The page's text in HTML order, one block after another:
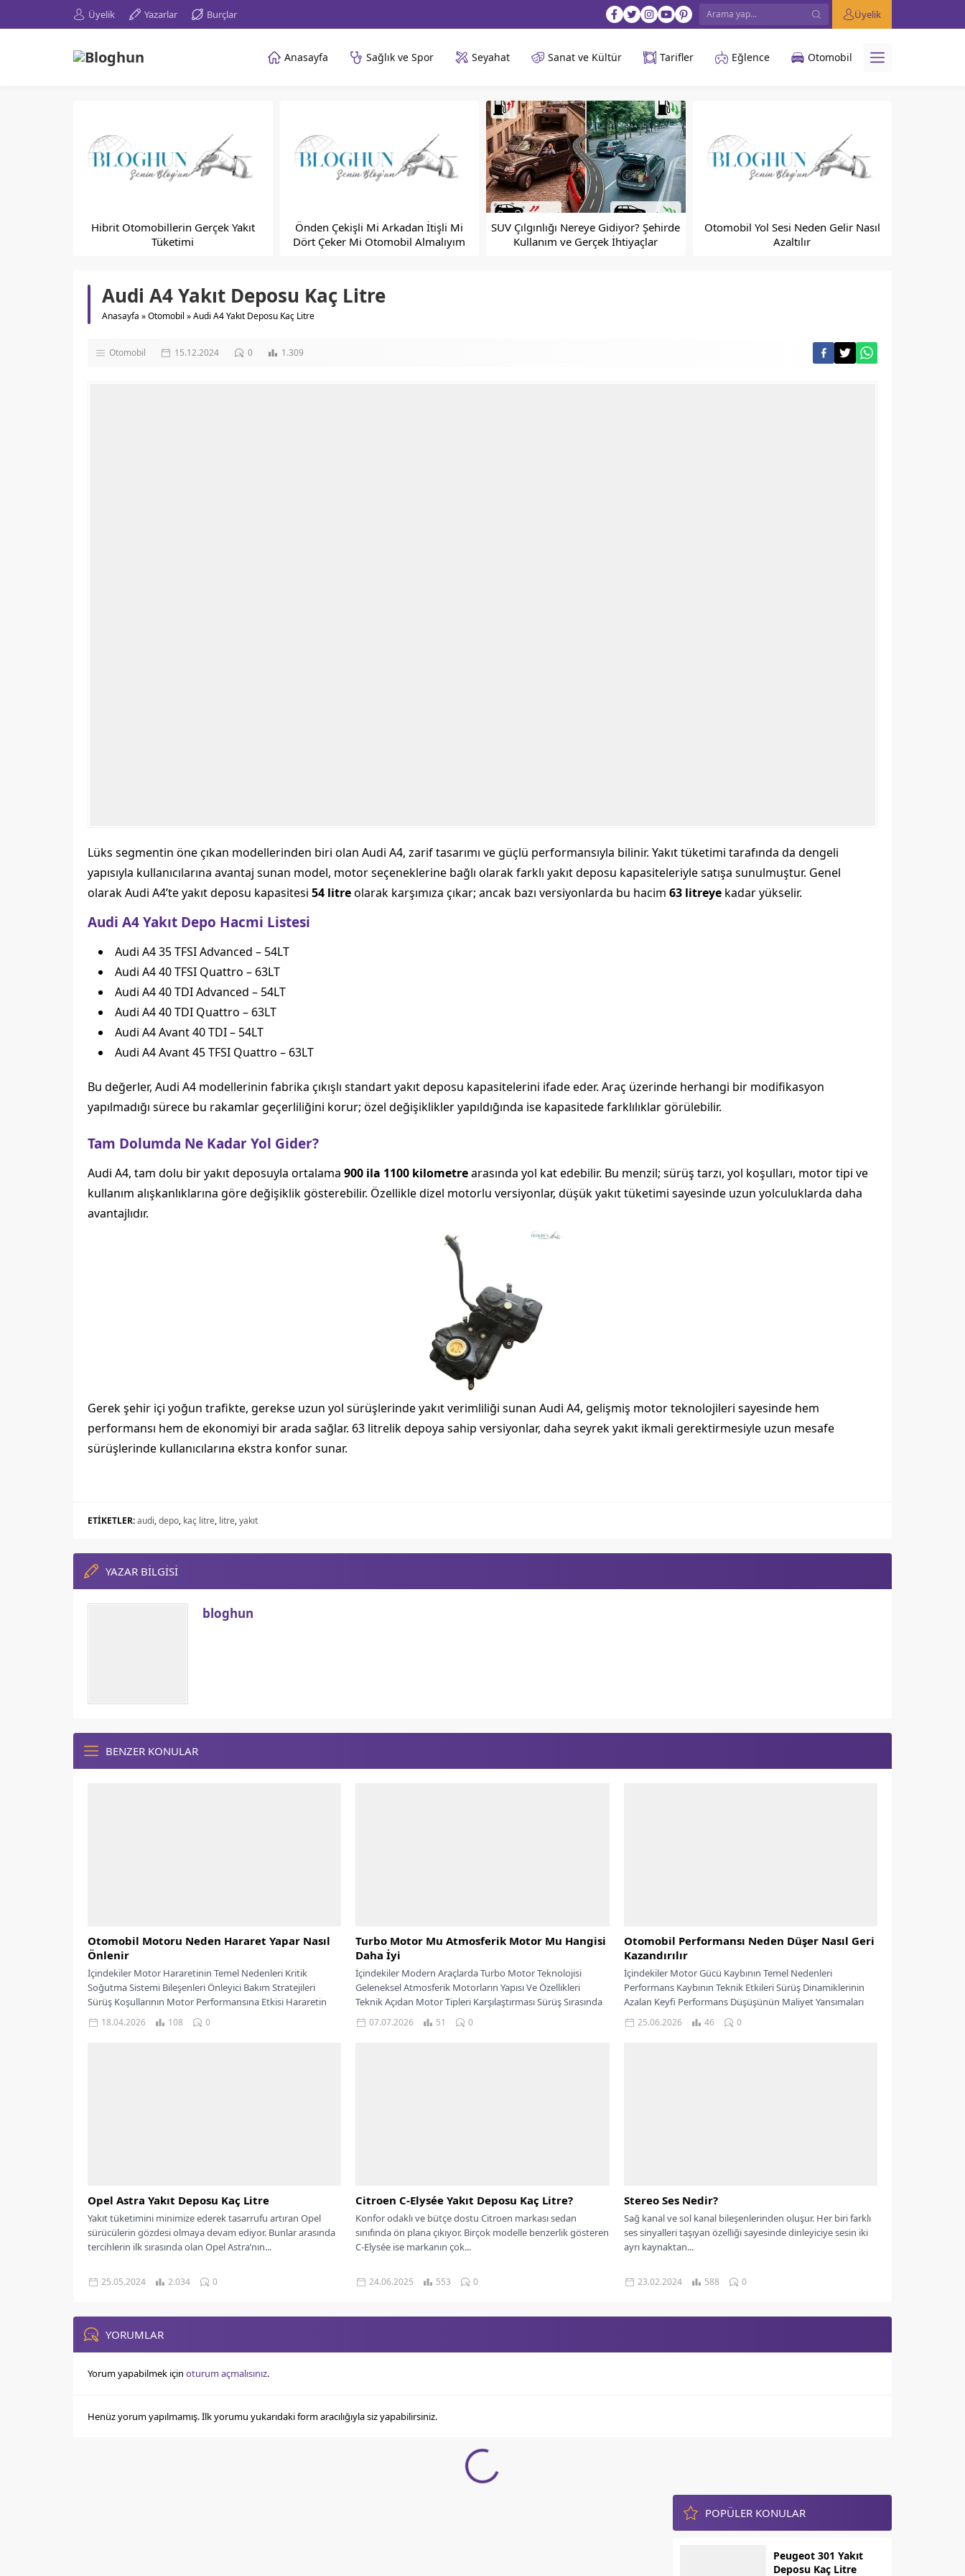
Üyelik Yazarlar Burçlar Üyelik
Anasayfa Sağlık ve Spor Seyahat Sanat ve Kültür Tarifler Eğlence Otomobil
Hibrit Otomobillerin Gerçek Yakıt
Tüketimi
Önden Çekişli Mi Arkadan İtişli Mi
Dört Çeker Mi Otomobil Almalıyım
SUV Çılgınlığı Nereye Gidiyor? Şehirde
Kullanım ve Gerçek İhtiyaçlar
Otomobil Yol Sesi Neden Gelir Nasıl
Azaltılır
Audi A4 Yakıt Deposu Kaç Litre
Anasayfa »Otomobil »Audi A4 Yakıt Deposu Kaç Litre
Otomobil 15.12.2024 0 1.309
Lüks segmentin öne çıkan modellerinden biri olan Audi A4, zarif tasarımı ve güçlü performansıyla bilinir. Yakıt tüketimi tarafında da dengeli
yapısıyla kullanıcılarına avantaj sunan model, motor seçeneklerine bağlı olarak farklı yakıt deposu kapasiteleriyle satışa sunulmuştur. Genel
olarak Audi A4’te yakıt deposu kapasitesi 54 litreolarak karşımıza çıkar; ancak bazı versiyonlarda bu hacim 63 litreye kadar yükselir.
Audi A4 Yakıt Depo Hacmi Listesi
Audi A4 35 TFSI Advanced – 54LT
Audi A4 40 TFSI Quattro – 63LT
Audi A4 40 TDI Advanced – 54LT
Audi A4 40 TDI Quattro – 63LT
Audi A4 Avant 40 TDI – 54LT
Audi A4 Avant 45 TFSI Quattro – 63LT
Bu değerler, Audi A4 modellerinin fabrika çıkışlı standart yakıt deposu kapasitelerini ifade eder. Araç üzerinde herhangi bir modifikasyon
yapılmadığı sürece bu rakamlar geçerliliğini korur; özel değişiklikler yapıldığında ise kapasitede farklılıklar görülebilir.
Tam Dolumda Ne Kadar Yol Gider?
Audi A4, tam dolu bir yakıt deposuyla ortalama 900 ila 1100 kilometrearasında yol kat edebilir. Bu menzil; sürüş tarzı, yol koşulları, motor tipi ve
kullanım alışkanlıklarına göre değişiklik gösterebilir. Özellikle dizel motorlu versiyonlar, düşük yakıt tüketimi sayesinde uzun yolculuklarda daha
avantajlıdır.
Gerek şehir içi yoğun trafikte, gerekse uzun yol sürüşlerinde yakıt verimliliği sunan Audi A4, gelişmiş motor teknolojileri sayesinde hem
performansı hem de ekonomiyi bir arada sağlar. 63 litrelik depoya sahip versiyonlar, daha seyrek yakıt ikmali gerektirmesiyle uzun mesafe
sürüşlerinde kullanıcılarına ekstra konfor sunar.
ETİKETLER:audi,depo, kaç litre, litre,yakıt
YAZAR BİLGİSİ
bloghun
BENZER KONULAR
Otomobil Motoru Neden Hararet Yapar Nasıl
Önlenir
İçindekiler Motor Hararetinin Temel Nedenleri Kritik
Soğutma Sistemi Bileşenleri Önleyici Bakım Stratejileri
Sürüş Koşullarının Motor Performansına Etkisi Hararetin
Maliyet Etkileri...
18.04.2026 108 0
Turbo Motor Mu Atmosferik Motor Mu Hangisi
Daha İyi
İçindekiler Modern Araçlarda Turbo Motor Teknolojisi
Geleneksel Atmosferik Motorların Yapısı Ve Özellikleri
Teknik Açıdan Motor Tipleri Karşılaştırması Sürüş Sırasında
Sürücü...
07.07.2026 51 0
Otomobil Performansı Neden Düşer Nasıl Geri
Kazandırılır
İçindekiler Motor Gücü Kaybının Temel Nedenleri
Performans Kaybının Teknik Etkileri Sürüş Dinamiklerinin
Azalan Keyfi Performans Düşüşünün Maliyet Yansımaları
Otomobil Performansını...
25.06.2026 46 0
Opel Astra Yakıt Deposu Kaç Litre
Yakıt tüketimini minimize ederek tasarrufu artıran Opel
sürücülerin gözdesi olmaya devam ediyor. Bunlar arasında
tercihlerin ilk sırasında olan Opel Astra’nın...
25.05.2024 2.034 0
Citroen C-Elysée Yakıt Deposu Kaç Litre?
Konfor odaklı ve bütçe dostu Citroen markası sedan
sınıfında ön plana çıkıyor. Birçok modelle benzerlik gösteren
C-Elysée ise markanın çok...
24.06.2025 553 0
Stereo Ses Nedir?
Sağ kanal ve sol kanal bileşenlerinden oluşur. Her biri farklı
ses sinyalleri taşıyan özelliği sayesinde dinleyiciye sesin iki
ayrı kaynaktan...
23.02.2024 588 0
YORUMLAR
Yorum yapabilmek için oturum açmalısınız.
Henüz yorum yapılmamış. İlk yorumu yukarıdaki form aracılığıyla siz yapabilirsiniz.
POPÜLER KONULAR
Peugeot 301 Yakıt
Deposu Kaç Litre